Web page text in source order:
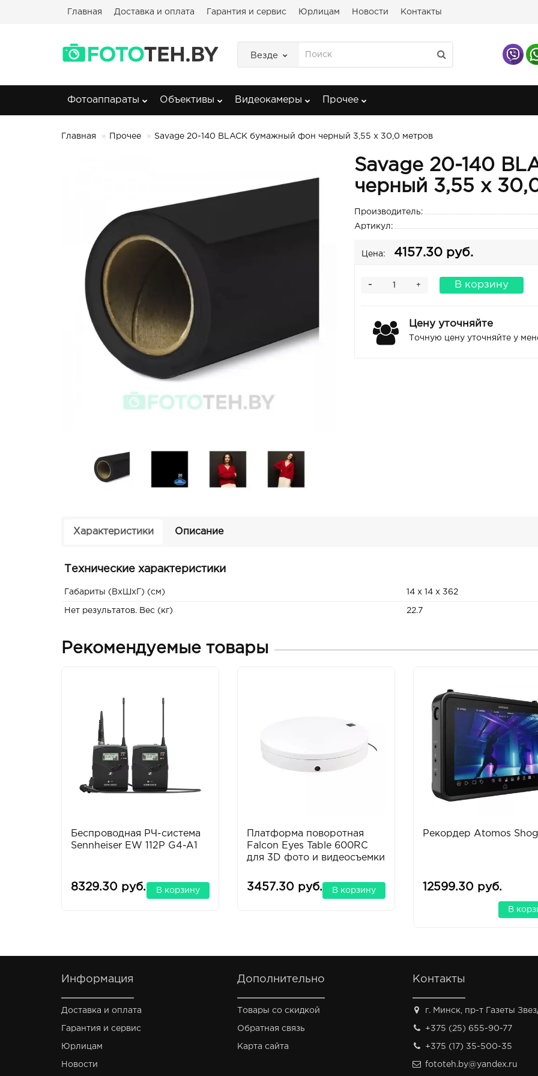
Главная Доставка и оплата Гарантия и сервис Юрлицам Новости Контакты
Везде
Фотоаппараты Объективы Видеокамеры Прочее
Главная Прочее Savage 20-140 BLACK бумажный фон черный 3,55 х 30,0 метров
Savage 20-140
черный 3,55 х
Производитель:
Артикул:
Цена: 4157.30 руб.
+
- В корзину
Цену уточняйте
Точную цену уточняйте у
Характеристики Описание
Технические характеристики
Габариты (ВxШxГ) (см) 14 x 14 x 362
Нет результатов. Вес (кг) 22.7
Рекомендуемые товары
Беспроводная РЧ-система
Sennheiser EW 112P G4-A1
8329.30 руб. В корзину
Платформа поворотная
Falcon Eyes Table 600RC
для 3D фото и видеосъемки
3457.30 руб. В корзину
Рекордер Atomos
12599.30 руб.
В
Информация
Доставка и оплата
Гарантия и сервис
Юрлицам
Новости
Дополнительно
Товары со скидкой
Обратная связь
Карта сайта
Контакты
г. Минск, пр-т Газеты
+375 (25) 655-90-77
+375 (17) 35-500-35
fototeh.by@yandex.ru